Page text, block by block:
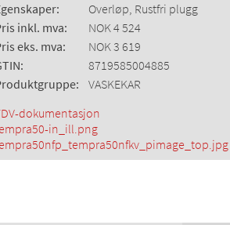
Overløp, Rustfri plugg
inkl. mva:
NOK 4 524
eks. mva:
NOK 3 619
8719585004885
VASKEKAR
dokumentasjon
in_ill.png